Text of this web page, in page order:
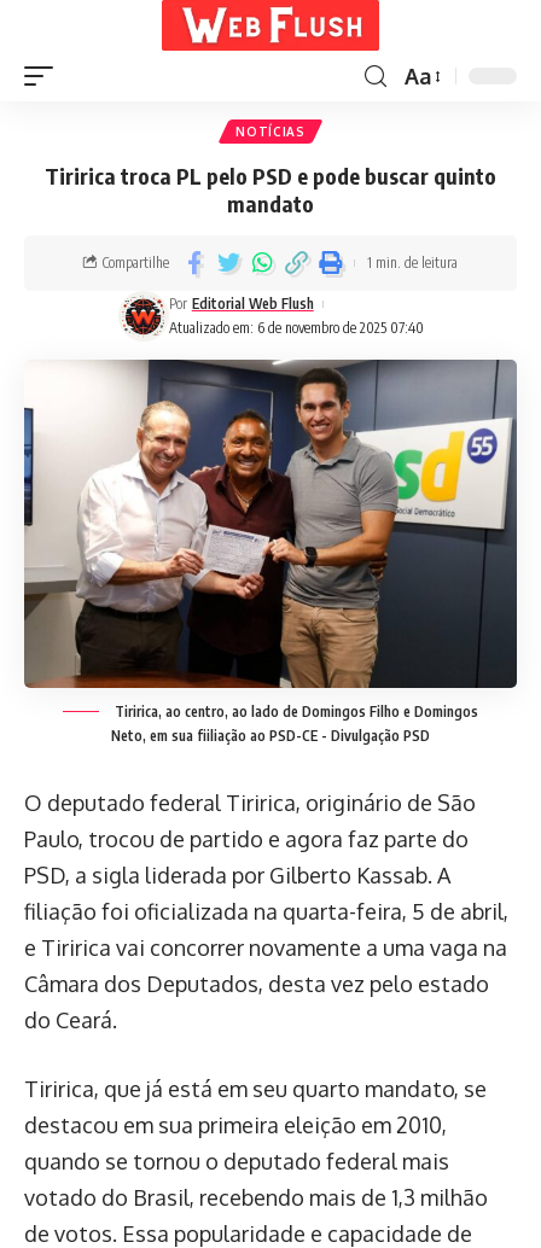
Aa
NOTÍCIAS
Tiririca troca PL pelo PSD e pode buscar quinto
mandato
Atualizado em: 6 de novembro de 2025 07:40
Por Editorial Web Flush
Compartilhe 1 min. de leitura
Tiririca, ao centro, ao lado de Domingos Filho e Domingos
Neto, em sua fiiliação ao PSD-CE - Divulgação PSD
O deputado federal Tiririca, originário de São
Paulo, trocou de partido e agora faz parte do
PSD, a sigla liderada por Gilberto Kassab. A
filiação foi oficializada na quarta-feira, 5 de abril,
e Tiririca vai concorrer novamente a uma vaga na
Câmara dos Deputados, desta vez pelo estado
do Ceará.
Tiririca, que já está em seu quarto mandato, se
destacou em sua primeira eleição em 2010,
quando se tornou o deputado federal mais
votado do Brasil, recebendo mais de 1,3 milhão
de votos. Essa popularidade e capacidade de